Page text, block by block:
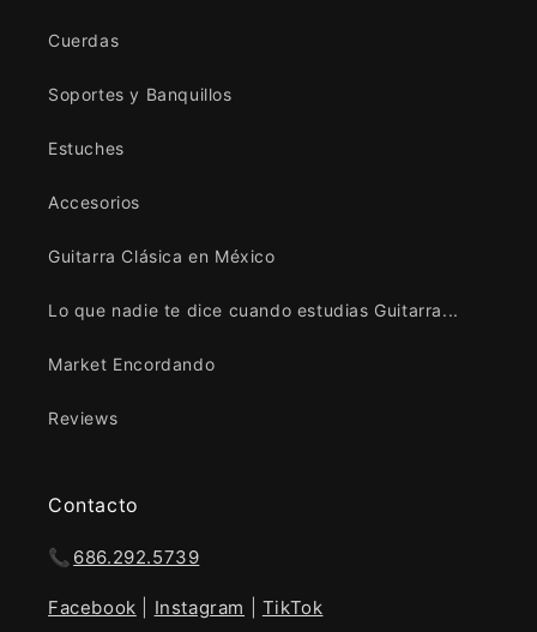
Cuerdas
Soportes y Banquillos
Estuches
Accesorios
Guitarra Clásica en México
Lo que nadie te dice cuando estudias Guitarra...
Market Encordando
Reviews
Contacto
📞 686.292.5739
Facebook Instagram TikTok